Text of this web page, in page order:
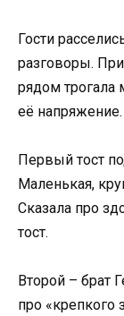
Гости
разговоры.
рядом трогала
её
Первый тост
Маленькая,
Сказала про
тост.
Второй – брат
про «крепкого